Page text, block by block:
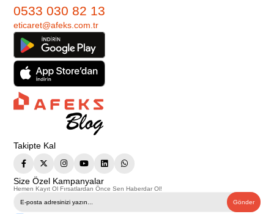
0533 030 82 13
eticaret@afeks.com.tr
Takipte Kal
Size Özel Kampanyalar
Hemen Kayıt Ol Fırsatlardan Önce Sen Haberdar Ol!
Gönder